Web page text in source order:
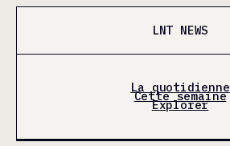
LNT NEWS
La quotidienne
Cette semaine
Explorer